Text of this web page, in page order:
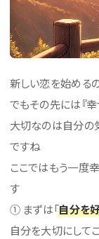
新しい恋を始める
でもその先には『
大切なのは自分の
ですね
ここではもう一度
す
① まずは「自分を
自分を大切にして